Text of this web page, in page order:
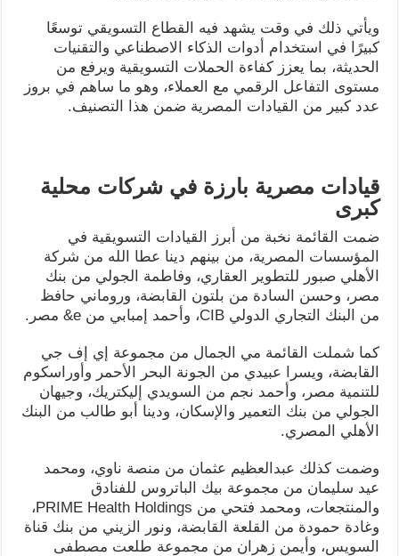
ويأتي ذلك في وقت يشهد فيه القطاع التسويقي توسعًا
كبيرًا في استخدام أدوات الذكاء الاصطناعي والتقنيات
الحديثة، بما يعزز كفاءة الحملات التسويقية ويرفع من
مستوى التفاعل الرقمي مع العملاء، وهو ما ساهم في بروز
عدد كبير من القيادات المصرية ضمن هذا التصنيف.
قيادات مصرية بارزة في شركات محلية
كبرى
ضمت القائمة نخبة من أبرز القيادات التسويقية في
المؤسسات المصرية، من بينهم دينا عطا الله من شركة
الأهلي صبور للتطوير العقاري، وفاطمة الجولي من بنك
مصر، وحسن السادة من بلتون القابضة، وروماني حافظ
من البنك التجاري الدولي CIB، وأحمد إمبابي من e& مصر.
كما شملت القائمة مي الجمال من مجموعة إي إف جي
القابضة، ويسرا عبيدي من الجونة البحر الأحمر وأوراسكوم
للتنمية مصر، وأحمد نجم من السويدي إليكتريك، وجيهان
الجولي من بنك التعمير والإسكان، ودينا أبو طالب من البنك
الأهلي المصري.
وضمت كذلك عبدالعظيم عثمان من منصة ناوي، ومحمد
عيد سليمان من مجموعة بيك الباتروس للفنادق
والمنتجعات، ومحمد فتحي من PRIME Health Holdings،
وغادة حمودة من القلعة القابضة، ونور الزيني من بنك قناة
السويس، وأيمن زهران من مجموعة طلعت مصطفى